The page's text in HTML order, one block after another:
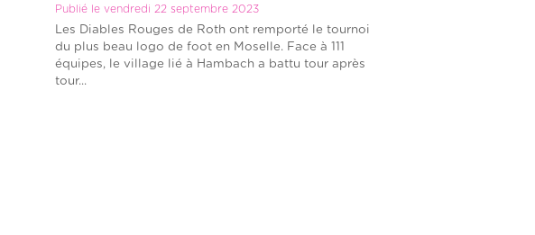
Publié le vendredi 22 septembre 2023
Les Diables Rouges de Roth ont remporté le tournoi
du plus beau logo de foot en Moselle. Face à 111
équipes, le village lié à Hambach a battu tour après
tour...